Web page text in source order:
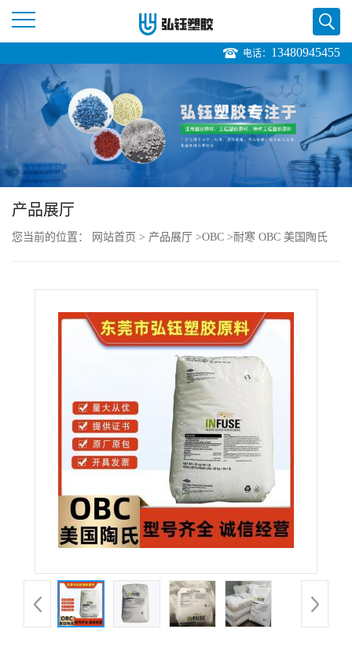
页
公
品
展
电话： 13480945455
产品展厅
您当前的位置： 网站首页 > 产品展厅 >OBC >耐寒 OBC 美国陶氏